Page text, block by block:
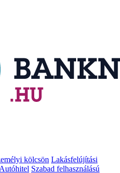
kölcsön Lakásfelújítási
Autóhitel Szabad felhasználású